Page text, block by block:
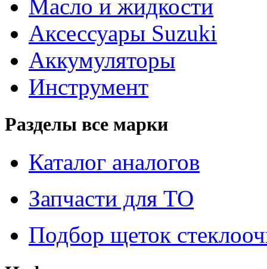
Масло и жидкости
Аксессуары Suzuki
Аккумуляторы
Инструмент
Разделы все марки
Каталог аналогов
Запчасти для ТО
Подбор щеток